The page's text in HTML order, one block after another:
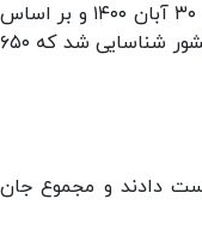
مرکز روابط عمومی و اطلاع رسانی وزارت بهداشت اعلام کرد: از دیروز تا امروز ۳۰ آبان ۱۴۰۰ و بر اساس
معیارهای قطعی تشخیصی، ۴ هزار و ۳۴۰ بیمار جدید مبتلا به کووید ۱۹ در کشور شناسایی شد که ۶۵۰
کووید ۱۹ جان خود را از دست دادند و مجموع جان